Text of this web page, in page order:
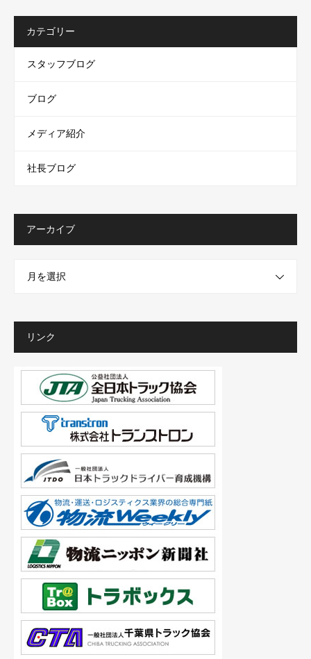
カテゴリー
スタッフブログ
ブログ
メディア紹介
社長ブログ
アーカイブ
月を選択
リンク